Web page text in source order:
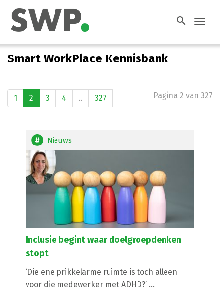
search
Smart WorkPlace Kennisbank
1 2 3 4 .. 327 Pagina 2 van 327
Nieuws
Inclusie begint waar doelgroepdenken
stopt
‘Die ene prikkelarme ruimte is toch alleen
voor die medewerker met ADHD?’ ...